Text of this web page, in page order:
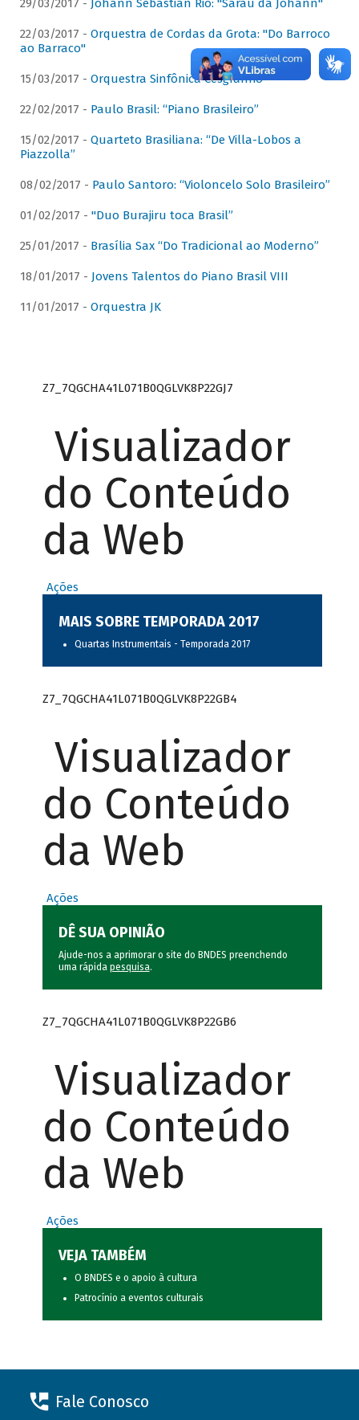
29/03/2017 - Johann Sebastian Rio: "Sarau da Johann"
22/03/2017 - Orquestra de Cordas da Grota: "Do Barroco
ao Barraco"
15/03/2017 - Orquestra Sinfônica Cesgranrio
22/02/2017 - Paulo Brasil: “Piano Brasileiro”
15/02/2017 - Quarteto Brasiliana: “De Villa-Lobos a
Piazzolla”
08/02/2017 - Paulo Santoro: “Violoncelo Solo Brasileiro”
01/02/2017 - "Duo Burajiru toca Brasil”
25/01/2017 - Brasília Sax “Do Tradicional ao Moderno”
18/01/2017 - Jovens Talentos do Piano Brasil VIII
11/01/2017 - Orquestra JK
Z7_7QGCHA41L071B0QGLVK8P22GJ7
Visualizador
do Conteúdo
da Web
Ações
MAIS SOBRE TEMPORADA 2017
Quartas Instrumentais - Temporada 2017
Z7_7QGCHA41L071B0QGLVK8P22GB4
Visualizador
do Conteúdo
da Web
Ações
DÊ SUA OPINIÃO
Ajude-nos a aprimorar o site do BNDES preenchendo
uma rápida pesquisa.
Z7_7QGCHA41L071B0QGLVK8P22GB6
Visualizador
do Conteúdo
da Web
Ações
VEJA TAMBÉM
O BNDES e o apoio à cultura
Patrocínio a eventos culturais
Fale Conosco